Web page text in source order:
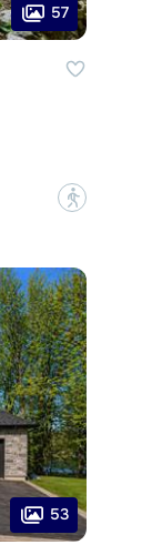
57
?
53